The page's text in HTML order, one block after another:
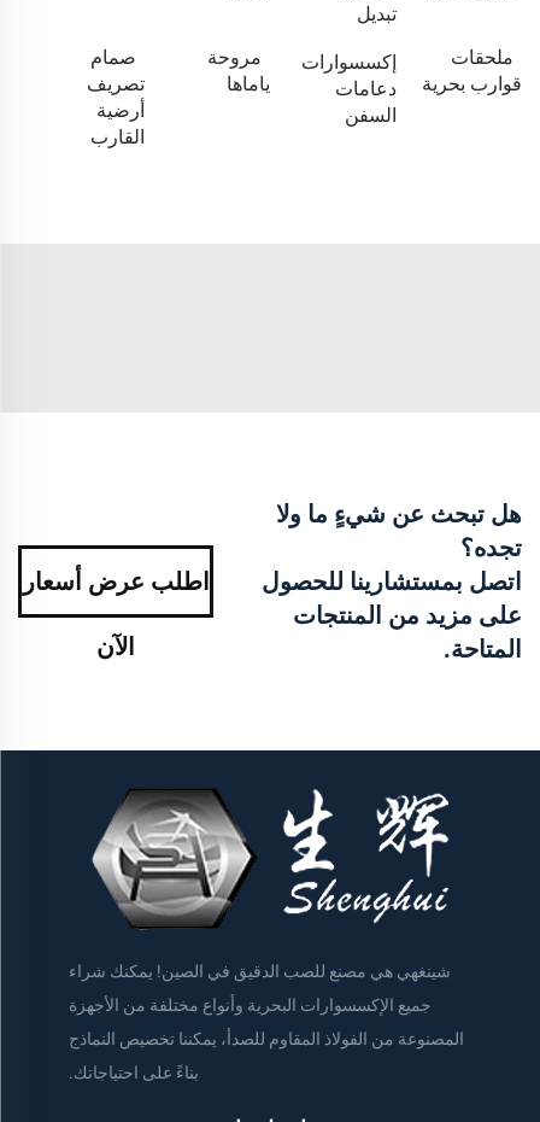
تبديل
ملحقات
قوارب بحرية
إكسسوارات
دعامات
السفن
مروحة
ياماها
صمام
تصريف
أرضية
القارب
هل تبحث عن شيءٍ ما ولا
تجده؟
اتصل بمستشارينا للحصول
على مزيد من المنتجات
المتاحة.
اطلب عرض أسعار
الآن
شينغهي هي مصنع للصب الدقيق في الصين! يمكنك شراء
جميع الإكسسوارات البحرية وأنواع مختلفة من الأجهزة
المصنوعة من الفولاذ المقاوم للصدأ، يمكننا تخصيص النماذج
بناءً على احتياجاتك.